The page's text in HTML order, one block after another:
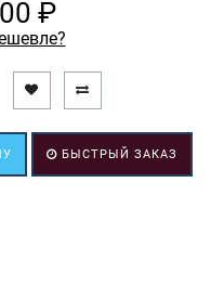
₽
БЫСТРЫЙ ЗАКАЗ